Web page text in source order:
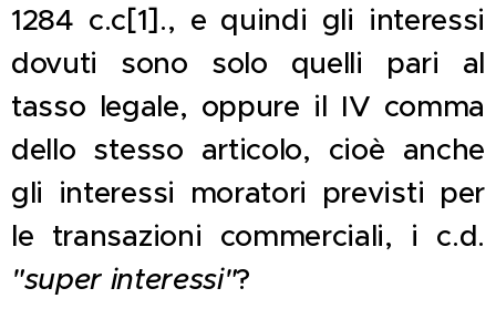
1284 c.c[1]., e quindi gli interessi
dovuti sono solo quelli pari al
tasso legale, oppure il IV comma
dello stesso articolo, cioè anche
gli interessi moratori previsti per
le transazioni commerciali, i c.d.
"super interessi"?